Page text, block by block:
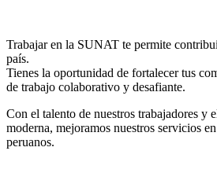
Trabajar en la SUNAT te permite
país.
Tienes la oportunidad de fortalecer tus
de trabajo colaborativo y desafiante.
Con el talento de nuestros trabajadores y
moderna, mejoramos nuestros servicios
peruanos.